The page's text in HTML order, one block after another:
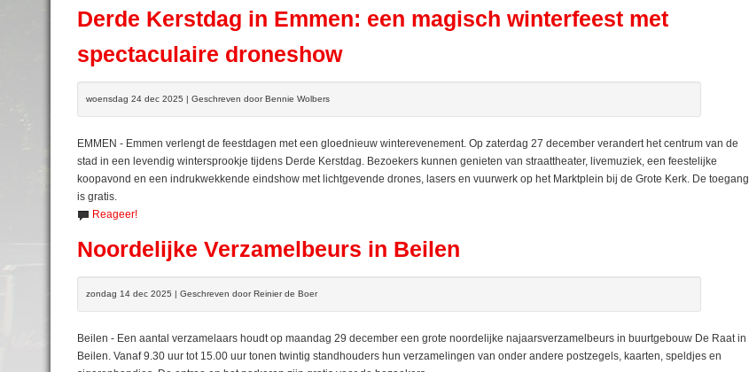
Derde Kerstdag in Emmen: een magisch winterfeest met
spectaculaire droneshow
woensdag 24 dec 2025 | Geschreven door Bennie Wolbers
EMMEN - Emmen verlengt de feestdagen met een gloednieuw winterevenement. Op zaterdag 27 december verandert het centrum van de
stad in een levendig wintersprookje tijdens Derde Kerstdag. Bezoekers kunnen genieten van straattheater, livemuziek, een feestelijke
koopavond en een indrukwekkende eindshow met lichtgevende drones, lasers en vuurwerk op het Marktplein bij de Grote Kerk. De toegang
is gratis.
Reageer!
Noordelijke Verzamelbeurs in Beilen
zondag 14 dec 2025 | Geschreven door Reinier de Boer
Beilen - Een aantal verzamelaars houdt op maandag 29 december een grote noordelijke najaarsverzamelbeurs in buurtgebouw De Raat in
Beilen. Vanaf 9.30 uur tot 15.00 uur tonen twintig standhouders hun verzamelingen van onder andere postzegels, kaarten, speldjes en